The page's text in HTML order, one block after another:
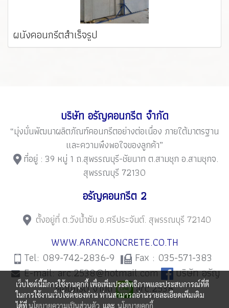
ผนังคอนกรีตสำเร็จรูป
บริษัท อรัญคอนกรีต จำกัด
“มุ่งมั่นพัฒนาผลิตภัณฑ์คอนกรีตอย่างต่อเนื่อง ภายใต้มาตรฐาน
และความพึงพอใจของลูกค้า”
ที่อยู่ : 39 หมู่ 1 ถ.สุพรรณบุรี-ชัยนาท ต.สามชุก อ.สามชุกจ.
สุพรรณบุรี 72130
อรัญคอนกรีต 2
ตั้งอยู่ที่ ต.วังน้ำซับ อ.ศรีประจันต์. สุพรรณบุรี 72140
WWW.ARANCONCRETE.CO.TH
Tel: 089-742-2836-9
Fax : 035-571-383
E-mail: arc.2538@hotmail.com
บริษัท อรัญ
คอนกรีต จำกัด
arc.2538
เว็บไซต์นี้มีการใช้งานคุกกี้ เพื่อเพิ่มประสิทธิภาพและประสบการณ์ที่ดี
ในการใช้งานเว็บไซต์ของท่าน ท่านสามารถอ่านรายละเอียดเพิ่มเติม
ได้ที่นโยบายความเป็นส่วนตัว และ นโยบายคุกกี้